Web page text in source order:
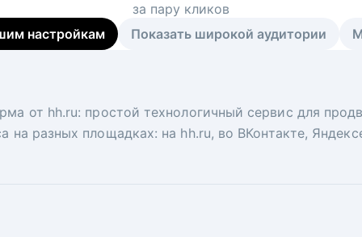
за пару кликов
настройкам
Показать широкой аудитории
от hh.ru: простой технологичный сервис для
на разных площадках: на hh.ru, во ВКонтакте,
вакансий на главной странице hh.ru.
ключ. Решите, сколько кандидатов и когда вам
рекрутеры и проектные менеджеры hh.ru с